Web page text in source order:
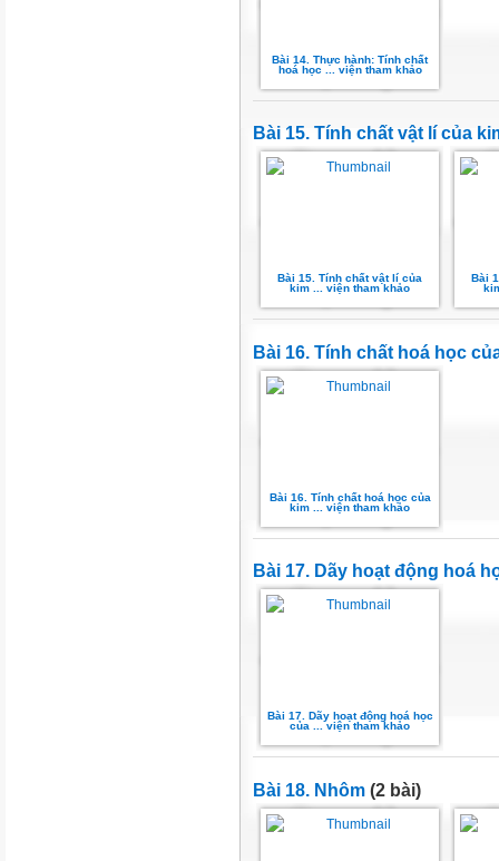
Bài 14. Thực hành: Tính chất
hoá học ... viện tham khảo
Bài 15. Tính chất vật lí của
Bài 15. Tính chất vật lí của
kim ... viện tham khảo
Bài
Bài 16. Tính chất hoá học
Bài 16. Tính chất hoá học của
kim ... viện tham khảo
Bài 17. Dãy hoạt động hoá
Bài 17. Dãy hoạt động hoá học
của ... viện tham khảo
Bài 18. Nhôm (2 bài)